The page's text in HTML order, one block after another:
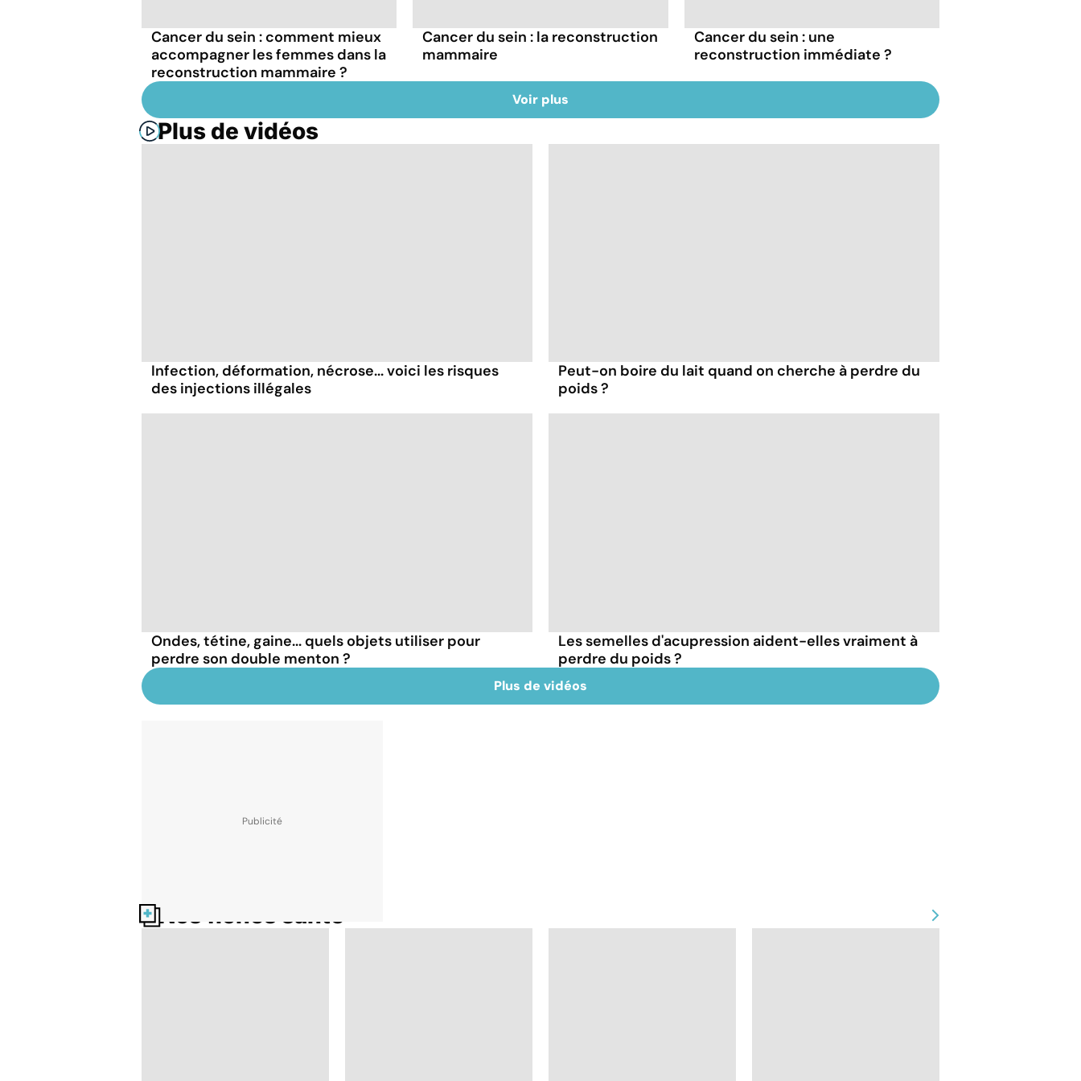
Cancer du sein : comment mieux
accompagner les femmes dans la
reconstruction mammaire ?
Cancer du sein : la reconstruction
mammaire
Cancer du sein : une
reconstruction immédiate ?
Voir plus
Plus de vidéos
Infection, déformation, nécrose... voici les risques
des injections illégales
Peut-on boire du lait quand on cherche à perdre du
poids ?
Ondes, tétine, gaine... quels objets utiliser pour
perdre son double menton ?
Les semelles d'acupression aident-elles vraiment à
perdre du poids ?
Plus de vidéos
Nos fiches santé